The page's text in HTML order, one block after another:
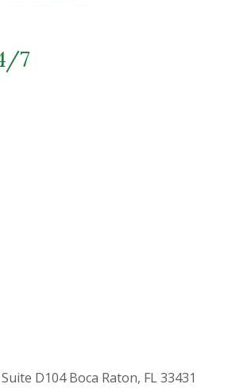
7
D104 Boca Raton, FL 33431